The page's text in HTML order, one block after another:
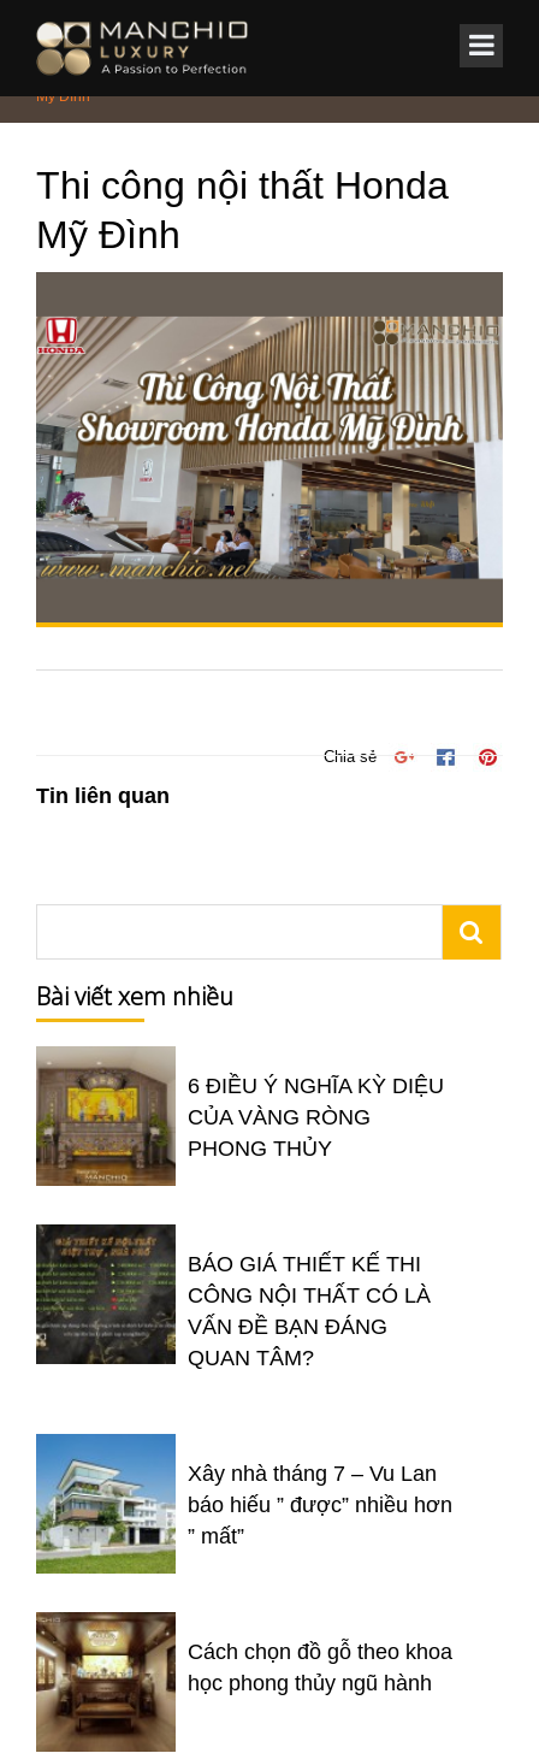
Home/Tin Tức & Sự Kiện/Thi công nội thất Showroom Ô Tô Honda
Mỹ Đình
Thi công nội thất Honda
Mỹ Đình
Chia sẻ
Tin liên quan
Bài viết xem nhiều
6 ĐIỀU Ý NGHĨA KỲ DIỆU
CỦA VÀNG RÒNG
PHONG THỦY
BÁO GIÁ THIẾT KẾ THI
CÔNG NỘI THẤT CÓ LÀ
VẤN ĐỀ BẠN ĐÁNG
QUAN TÂM?
Xây nhà tháng 7 – Vu Lan
báo hiếu ” được” nhiều hơn
” mất”
Cách chọn đồ gỗ theo khoa
học phong thủy ngũ hành